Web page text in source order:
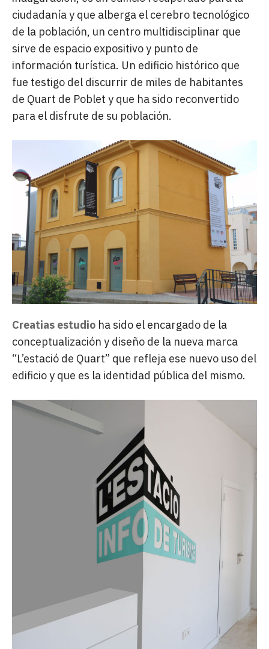
ciudadanía y que alberga el cerebro tecnológico
de la población, un centro multidisciplinar que
sirve de espacio expositivo y punto de
información turística. Un edificio histórico que
fue testigo del discurrir de miles de habitantes
de Quart de Poblet y que ha sido reconvertido
para el disfrute de su población.
Creatias estudio ha sido el encargado de la
conceptualización y diseño de la nueva marca
“L’estació de Quart” que refleja ese nuevo uso del
edificio y que es la identidad pública del mismo.